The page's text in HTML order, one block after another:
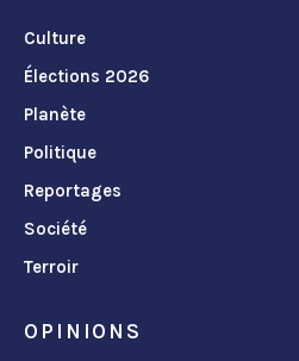
Culture
Élections 2026
Planète
Politique
Reportages
Société
Terroir
OPINIONS